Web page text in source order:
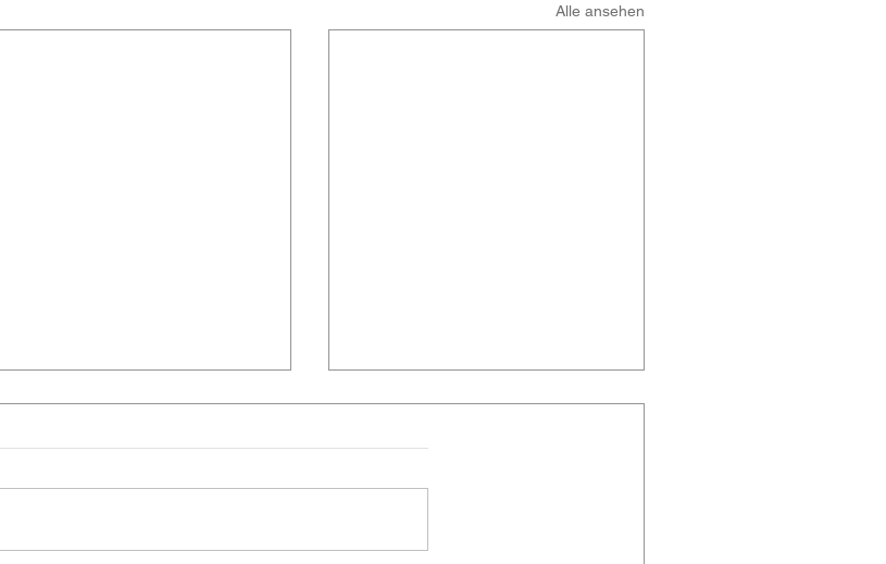
Alle ansehen